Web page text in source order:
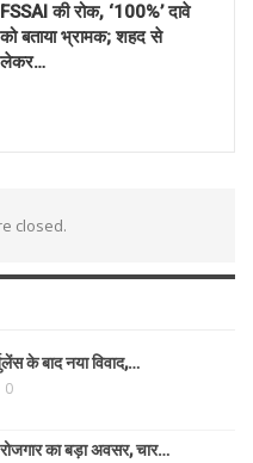
FSSAI की रोक, ‘100%’ दावे
को बताया भ्रामक; शहद से
लेकर…
closed.
के बाद नया विवाद,…
0
का बड़ा अवसर, चार…